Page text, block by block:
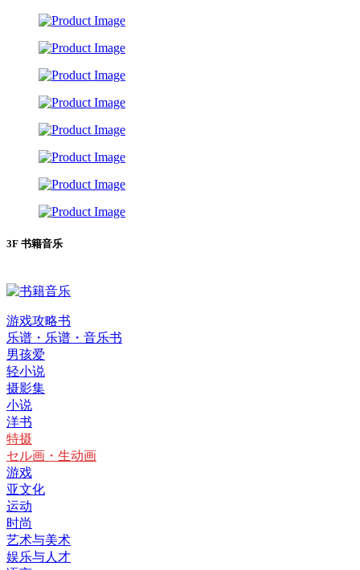
3F 书籍音乐
游戏攻略书
乐谱・乐谱・音乐书
男孩爱
轻小说
摄影集
小说
洋书
特摄
セル画・生动画
游戏
亚文化
运动
时尚
艺术与美术
娱乐与人才